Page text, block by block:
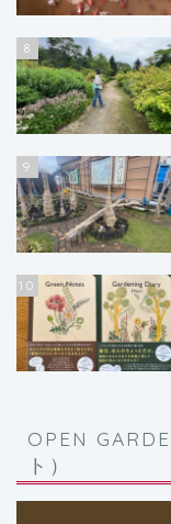
8
9
10
OPEN
ト）